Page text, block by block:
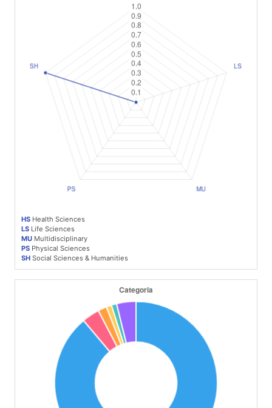
HS Health Sciences
LS Life Sciences
MU Multidisciplinary
PS Physical Sciences
SH Social Sciences & Humanities